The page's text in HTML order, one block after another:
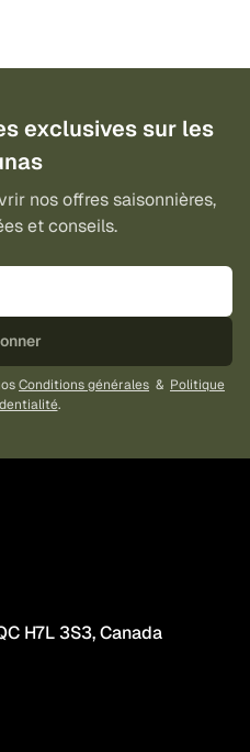
exclusives sur les
nos offres saisonnières,
et conseils.
Conditions générales & Politique
.
H7L 3S3, Canada